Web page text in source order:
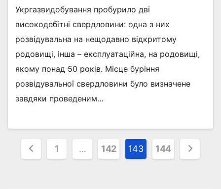
Укргазвидобування пробурило дві
високодебітні свердловини: одна з них
розвідувальна на нещодавно відкритому
родовищі, інша – експлуатаційна, на родовищі,
якому понад 50 років. Місце буріння
розвідувальної свердловини було визначене
завдяки проведеним…
Пагінація
1 … 142 143 144